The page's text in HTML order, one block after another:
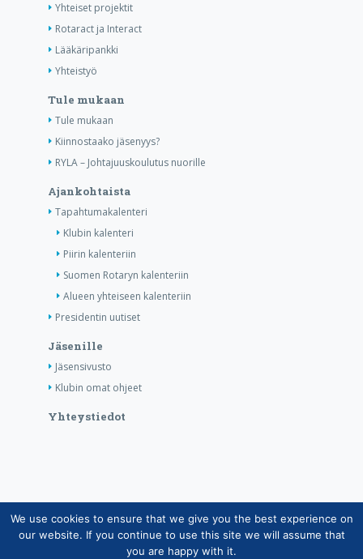
Yhteiset projektit
Rotaract ja Interact
Lääkäripankki
Yhteistyö
Tule mukaan
Tule mukaan
Kiinnostaako jäsenyys?
RYLA – Johtajuuskoulutus nuorille
Ajankohtaista
Tapahtumakalenteri
Klubin kalenteri
Piirin kalenteriin
Suomen Rotaryn kalenteriin
Alueen yhteiseen kalenteriin
Presidentin uutiset
Jäsenille
Jäsensivusto
Klubin omat ohjeet
Yhteystiedot
Copyright © Suomen Rotarypalvelu ry 2026 |
Jäsentietojärjestelmän tietosuojaseloste|Henkilötietojen
We use cookies to ensure that we give you the best experience on
our website. If you continue to use this site we will assume that
you are happy with it.